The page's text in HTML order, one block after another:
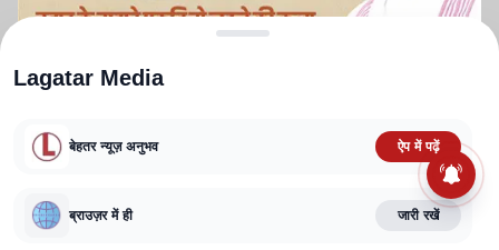
TERMS AND CONDITIONS
CORRECTIONS POLICY
FACT CHECKING POLICY
Lagatar Media Pvt. Ltd.
Lagatar Media
बेहतर न्यूज़ अनुभव ऐप में पढ़ें
ब्राउज़र में ही जारी रखें